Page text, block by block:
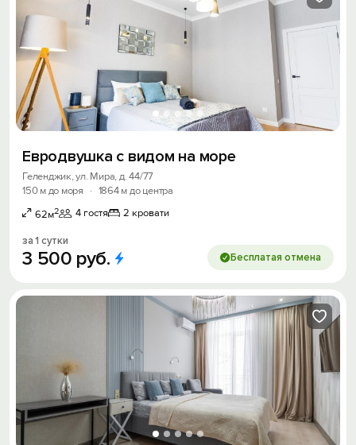
Евродвушка с видом на море
Геленджик, ул. Мира, д. 44/77
150 м до моря
· 1864 м до центра
62м2 4 гостя 2 кровати
за 1 сутки
3 500 руб. Бесплатая отмена